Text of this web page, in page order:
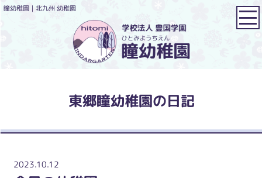
瞳幼稚園｜北九州 幼稚園
東郷瞳幼稚園の日記
2023.10.12